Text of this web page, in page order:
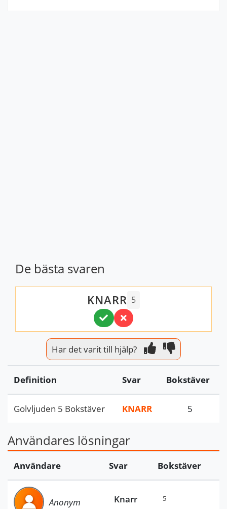
De bästa svaren
KNARR 5
Har det varit till hjälp?
Definition Svar Bokstäver
Golvljuden 5 Bokstäver KNARR 5
Användares lösningar
Användare Svar Bokstäver
Anonym Knarr 5